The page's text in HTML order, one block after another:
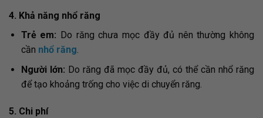
4. Khả năng nhổ răng
Trẻ em: Do răng chưa mọc đầy đủ nên thường không
cần nhổ răng
Người lớn: Do răng đã mọc đầy đủ, có thể cần nhổ răng
để tạo khoảng trống cho việc di chuyển răng.
5. Chi phí